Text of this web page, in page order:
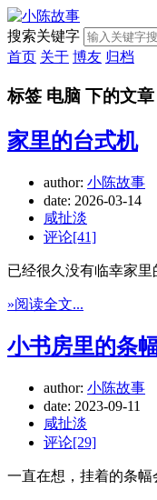
搜索关键字
首页 关于 博友 归档
标签 电脑 下的文章
家里的台式机
author: 小陈故事
date: 2026-03-14
咸扯淡
评论[41]
已经很久没有临幸家里
»阅读全文...
小书房里的条
author: 小陈故事
date: 2023-09-11
咸扯淡
评论[29]
一直在想，挂着的条幅